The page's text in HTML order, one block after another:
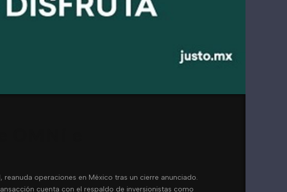
operaciones en México tras un cierre anunciado.
cuenta con el respaldo de inversionistas como